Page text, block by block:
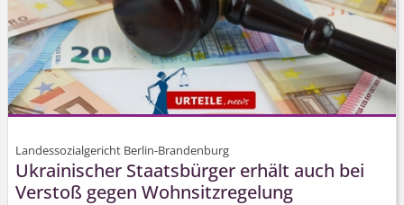
Landessozialgericht Berlin-Brandenburg
Ukrainischer Staatsbürger erhält auch bei
Verstoß gegen Wohnsitzregelung